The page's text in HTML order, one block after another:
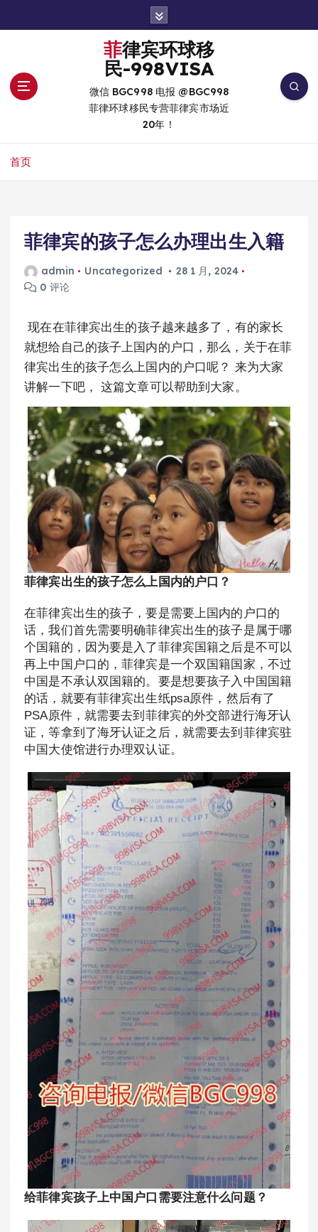
菲律宾环球移
民-998VISA
微信 BGC998 电报 @BGC998
菲律环球移民专营菲律宾市场近
20年！
首页
菲律宾的孩子怎么办理出生入籍
admin Uncategorized
28 1 月, 2024
0 评论
现在在菲律宾出生的孩子越来越多了，有的家长
就想给自己的孩子上国内的户口，那么，关于在菲
律宾出生的孩子怎么上国内的户口呢？ 来为大家
讲解一下吧， 这篇文章可以帮助到大家。
菲律宾出生的孩子怎么上国内的户口？
在菲律宾出生的孩子，要是需要上国内的户口的
话，我们首先需要明确菲律宾出生的孩子是属于哪
个国籍的，因为要是入了菲律宾国籍之后是不可以
再上中国户口的，菲律宾是一个双国籍国家，不过
中国是不承认双国籍的。要是想要孩子入中国国籍
的话，就要有菲律宾出生纸psa原件，然后有了
PSA原件，就需要去到菲律宾的外交部进行海牙认
证，等拿到了海牙认证之后，就需要去到菲律宾驻
中国大使馆进行办理双认证。
给菲律宾孩子上中国户口需要注意什么问题？